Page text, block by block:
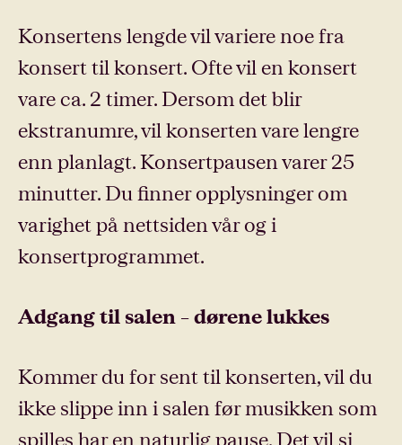
Konsertens lengde vil variere noe fra
konsert til konsert. Ofte vil en konsert
vare ca. 2 timer. Dersom det blir
ekstranumre, vil konserten vare lengre
enn planlagt. Konsertpausen varer 25
minutter. Du finner opplysninger om
varighet på nettsiden vår og i
konsertprogrammet.
Adgang til salen – dørene lukkes
Kommer du for sent til konserten, vil du
ikke slippe inn i salen før musikken som
spilles har en naturlig pause. Det vil si